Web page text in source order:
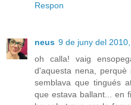
Respon
neus 9 de juny del
oh calla! vaig
d'aquesta nena,
semblava que tingués
que estava ballant... en